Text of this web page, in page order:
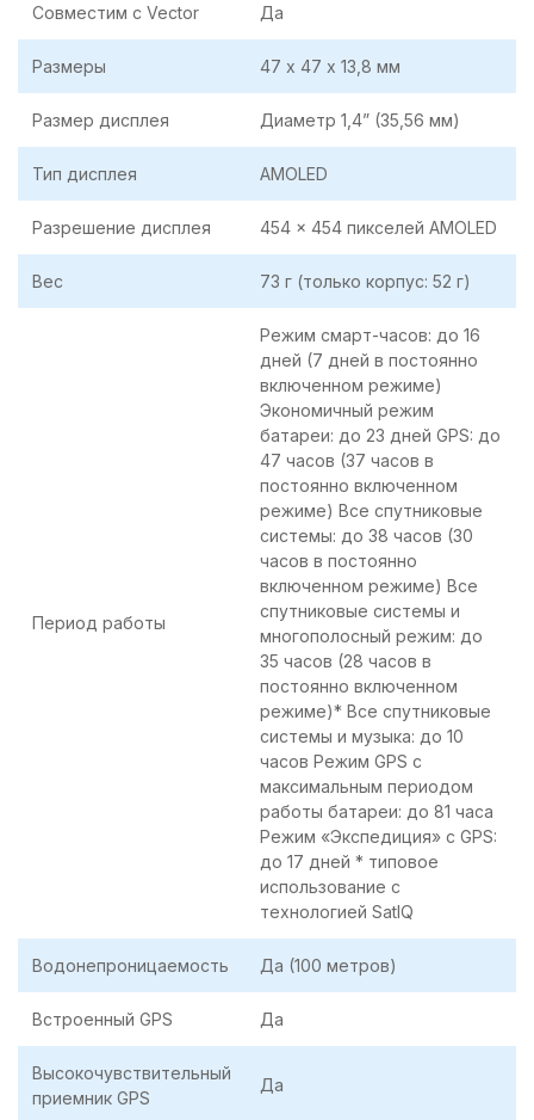
Совместим с Vector Да
Размеры 47 х 47 х 13,8 мм
Размер дисплея Диаметр 1,4” (35,56 мм)
Тип дисплея AMOLED
Разрешение дисплея 454 x 454 пикселей AMOLED
Вес 73 г (только корпус: 52 г)
Период работы
Режим смарт-часов: до 16
дней (7 дней в постоянно
включенном режиме)
Экономичный режим
батареи: до 23 дней GPS: до
47 часов (37 часов в
постоянно включенном
режиме) Все спутниковые
системы: до 38 часов (30
часов в постоянно
включенном режиме) Все
спутниковые системы и
многополосный режим: до
35 часов (28 часов в
постоянно включенном
режиме)* Все спутниковые
системы и музыка: до 10
часов Режим GPS с
максимальным периодом
работы батареи: до 81 часа
Режим «Экспедиция» с GPS:
до 17 дней * типовое
использование с
технологией SatIQ
Водонепроницаемость Да (100 метров)
Встроенный GPS Да
Высокочувствительный
приемник GPS
Да